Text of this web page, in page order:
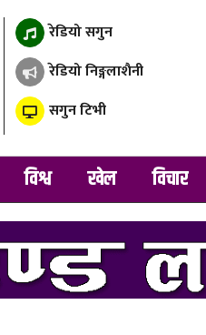
रेडियो सगुन
रेडियो निङ्गलाशैनी
सगुन टिभी
विश्व खेल विचार